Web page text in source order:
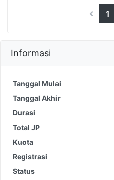
1
Informasi
Tanggal Mulai
Tanggal Akhir
Durasi
Total JP
Kuota
Registrasi
Status